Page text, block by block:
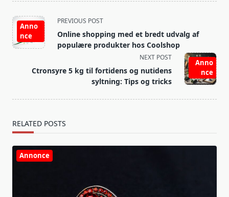
<span
class="nav-
subtitle
reader-
Anno
nce
PREVIOUS POST
Online shopping med et bredt udvalg af
populære produkter hos Coolshop
Anno
nce
NEXT POST
Ctronsyre 5 kg til fortidens og nutidens
syltning: Tips og tricks
RELATED POSTS
Annonce